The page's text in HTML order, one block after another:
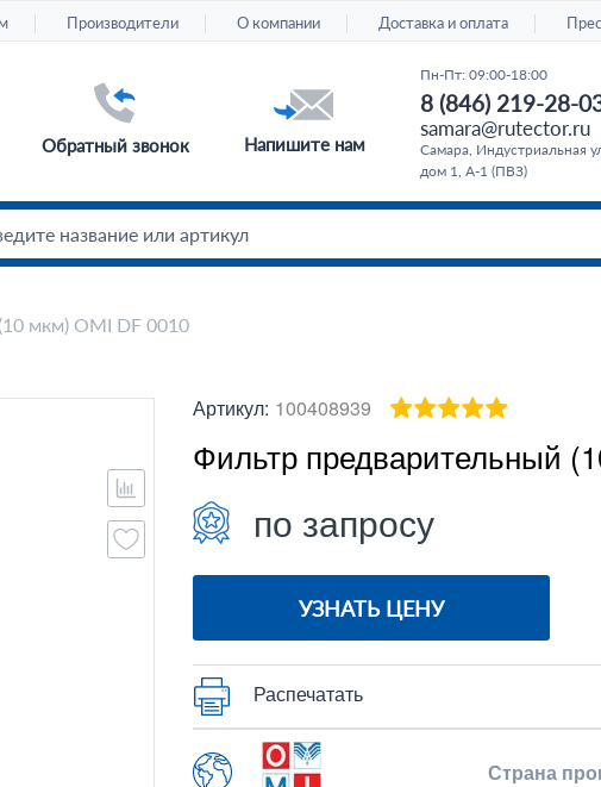
Производители О компании Доставка и оплата
Обратный звонок Напишите нам
Пн-Пт: 09:00-18:00
8 (846) 219-28-
samara@rutector.ru
Самара, Индустриальная
дом 1, А-1 (ПВЗ)
мкм) OMI DF 0010
Артикул: 100408939
Фильтр предварительный
по запросу
УЗНАТЬ ЦЕНУ
Распечатать
Страна